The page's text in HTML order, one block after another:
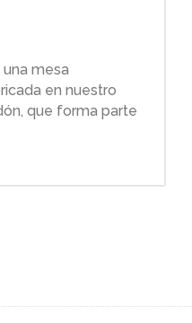
mesa
en nuestro
que forma parte